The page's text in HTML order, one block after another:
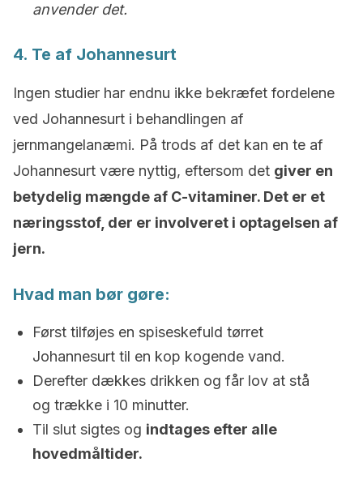
anvender det.
4. Te af Johannesurt
Ingen studier har endnu ikke bekræfet fordelene
ved Johannesurt i behandlingen af
jernmangelanæmi. På trods af det kan en te af
Johannesurt være nyttig, eftersom det giver en
betydelig mængde af C-vitaminer. Det er et
næringsstof, der er involveret i optagelsen af
jern.
Hvad man bør gøre:
Først tilføjes en spiseskefuld tørret
Johannesurt til en kop kogende vand.
Derefter dækkes drikken og får lov at stå
og trække i 10 minutter.
Til slut sigtes og indtages efter alle
hovedmåltider.